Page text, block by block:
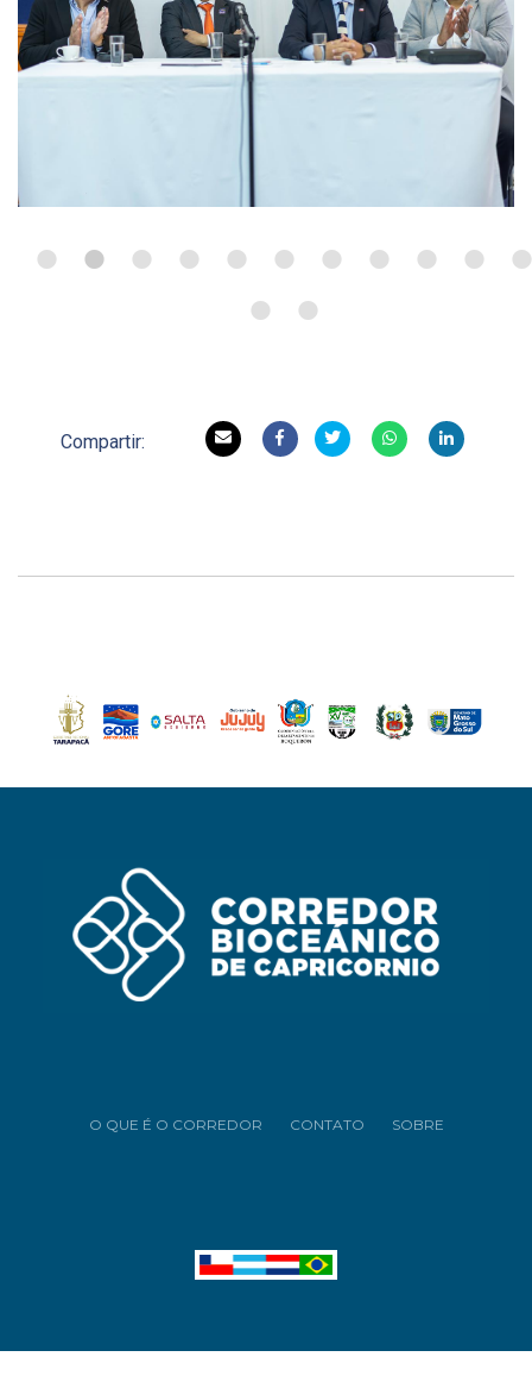
• • • • • • • • • •
• •
Compartir:
O QUE É O CORREDOR CONTATO SOBRE